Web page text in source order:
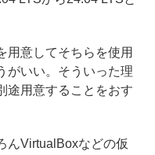
意してそちらを使用
がいい。そういった理
途用意することをおす
んVirtualBoxなどの仮